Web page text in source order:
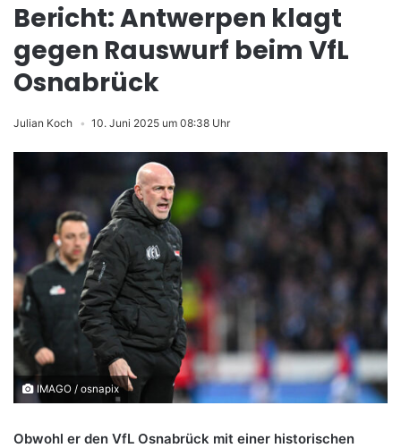
Bericht: Antwerpen klagt
gegen Rauswurf beim VfL
Osnabrück
Julian Koch 10. Juni 2025 um 08:38 Uhr
IMAGO / osnapix
Obwohl er den VfL Osnabrück mit einer historischen